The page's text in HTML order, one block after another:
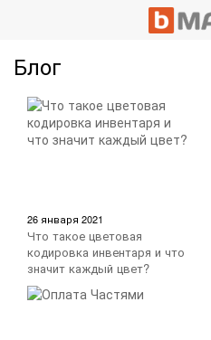
Блог
26 января 2021
Что такое цветовая
кодировка инвентаря и что
значит каждый цвет?